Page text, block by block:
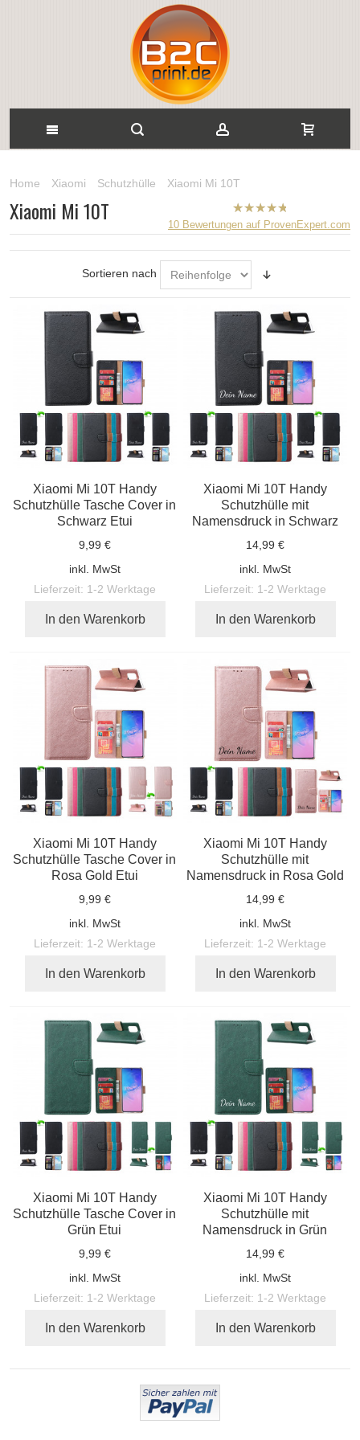
Home Xiaomi Schutzhülle Xiaomi Mi 10T
B2CPrint
hat5von
5
Sternen |
10 Bewertungen auf ProvenExpert.com
Xiaomi Mi 10T
Sortieren nach
Xiaomi Mi 10T Handy
Schutzhülle Tasche Cover in
Schwarz Etui
9,99 €
inkl. MwSt
Lieferzeit: 1-2 Werktage
In den Warenkorb
Xiaomi Mi 10T Handy
Schutzhülle mit
Namensdruck in Schwarz
14,99 €
inkl. MwSt
Lieferzeit: 1-2 Werktage
In den Warenkorb
Xiaomi Mi 10T Handy
Schutzhülle Tasche Cover in
Rosa Gold Etui
9,99 €
inkl. MwSt
Lieferzeit: 1-2 Werktage
In den Warenkorb
Xiaomi Mi 10T Handy
Schutzhülle mit
Namensdruck in Rosa Gold
14,99 €
inkl. MwSt
Lieferzeit: 1-2 Werktage
In den Warenkorb
Xiaomi Mi 10T Handy
Schutzhülle Tasche Cover in
Grün Etui
9,99 €
inkl. MwSt
Lieferzeit: 1-2 Werktage
In den Warenkorb
Xiaomi Mi 10T Handy
Schutzhülle mit
Namensdruck in Grün
14,99 €
inkl. MwSt
Lieferzeit: 1-2 Werktage
In den Warenkorb